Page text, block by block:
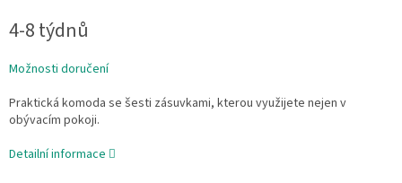
cena:
4-8 týdnů
Možnosti doručení
Praktická komoda se šesti zásuvkami, kterou využijete nejen v
obývacím pokoji.
Detailní informace